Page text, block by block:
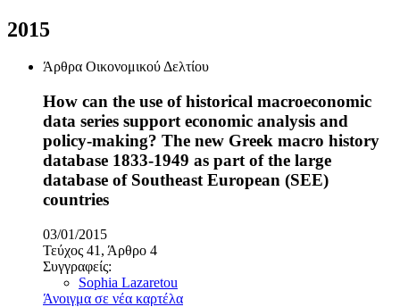
2015
Άρθρα Οικονομικού Δελτίου
How can the use of historical macroeconomic
data series support economic analysis and
policy-making? The new Greek macro history
database 1833-1949 as part of the large
database of Southeast European (SEE)
countries
03/01/2015
Τεύχος 41, Άρθρο 4
Συγγραφείς:
Sophia Lazaretou
Άνοιγμα σε νέα καρτέλα